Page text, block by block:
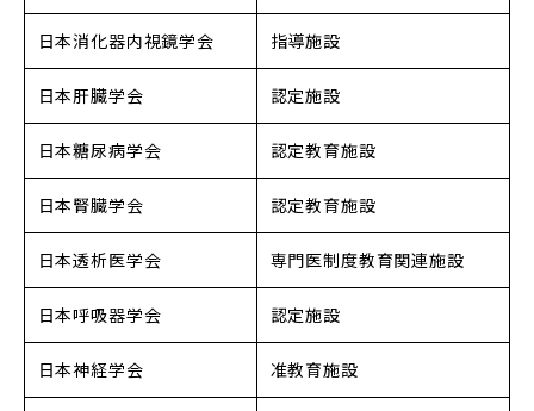
日本消化器内視鏡学会 指導施設
日本肝臓学会 認定施設
日本糖尿病学会 認定教育施設
日本腎臓学会 認定教育施設
日本透析医学会 専門医制度教育関連施設
日本呼吸器学会 認定施設
日本神経学会 准教育施設